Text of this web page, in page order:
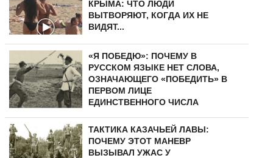
КРЫМА: ЧТО ЛЮДИ
ВЫТВОРЯЮТ, КОГДА ИХ НЕ
ВИДЯТ...
«Я ПОБЕДЮ»: ПОЧЕМУ В
РУССКОМ ЯЗЫКЕ НЕТ СЛОВА,
ОЗНАЧАЮЩЕГО «ПОБЕДИТЬ» В
ПЕРВОМ ЛИЦЕ
ЕДИНСТВЕННОГО ЧИСЛА
ТАКТИКА КАЗАЧЬЕЙ ЛАВЫ:
ПОЧЕМУ ЭТОТ МАНЕВР
ВЫЗЫВАЛ УЖАС У